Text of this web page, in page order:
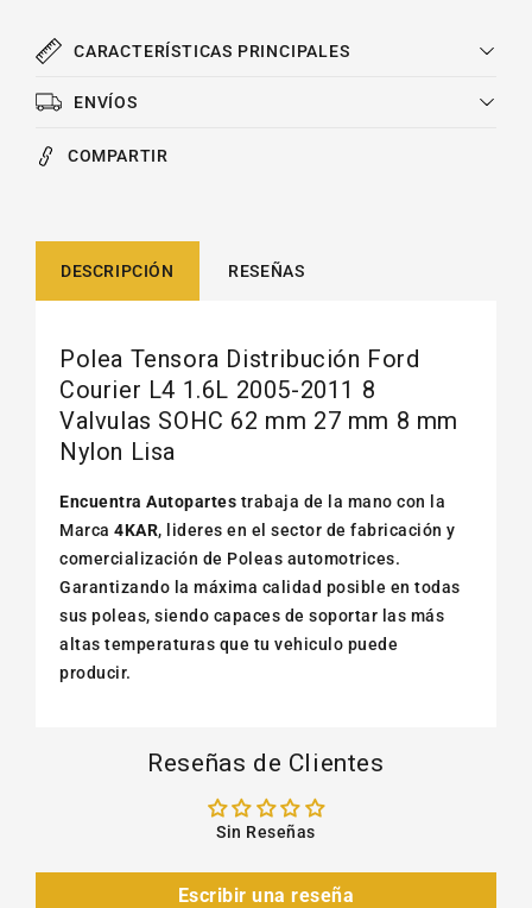
2011
2011
CARACTERÍSTICAS PRINCIPALES
ENVÍOS
COMPARTIR
DESCRIPCIÓN RESEÑAS
Polea Tensora Distribución Ford
Courier L4 1.6L 2005-2011 8
Valvulas SOHC 62 mm 27 mm 8 mm
Nylon Lisa
Encuentra Autopartes trabaja de la mano con la
Marca 4KAR, lideres en el sector de fabricación y
comercialización de Poleas automotrices.
Garantizando la máxima calidad posible en todas
sus poleas, siendo capaces de soportar las más
altas temperaturas que tu vehiculo puede
producir.
Reseñas de Clientes
Sin Reseñas
Escribir una reseña